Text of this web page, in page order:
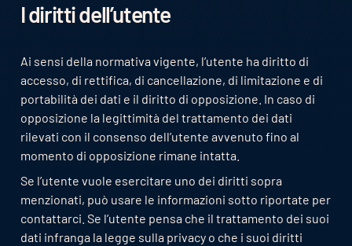
I diritti dell’utente
Ai sensi della normativa vigente, l’utente ha diritto di
accesso, di rettifica, di cancellazione, di limitazione e di
portabilità dei dati e il diritto di opposizione. In caso di
opposizione la legittimità del trattamento dei dati
rilevati con il consenso dell’utente avvenuto fino al
momento di opposizione rimane intatta.
Se l’utente vuole esercitare uno dei diritti sopra
menzionati, può usare le informazioni sotto riportate per
contattarci. Se l’utente pensa che il trattamento dei suoi
dati infranga la legge sulla privacy o che i suoi diritti